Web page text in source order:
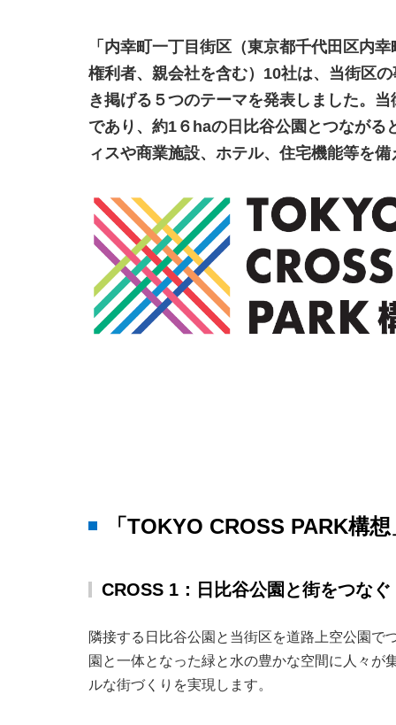
「内幸町一丁目街区（東京都千代田区内
権利者、親会社を含む）10社は、当街区
き掲げる５つのテーマを発表しました。
であり、約1６haの日比谷公園とつなが
ィスや商業施設、ホテル、住宅機能等を
「TOKYO CROSS PARK構
CROSS 1：日比谷公園と街をつなぐ
隣接する日比谷公園と当街区を道路上空公園で
園と一体となった緑と水の豊かな空間に人々が
ルな街づくりを実現します。